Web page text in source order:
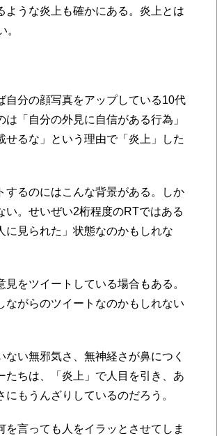
うな炎上も確かにある。炎上とは
。
分の顔写真をアップしている10代
「自分の外見に自信がある行為」
るな」という理由で「炎上」した
るのにはこんな背景がある。しか
い。せいぜい2桁程度のRTではある
に見られた」状態なのかもしれな
をツイートしている場合もある。
がらのツイートなのかもしれない
い無邪気さ、無神経さが鼻につく
ちは、「炎上」で人目を引き、あ
もうんざりしているのだろう。
言っても人をイラッとさせてしま